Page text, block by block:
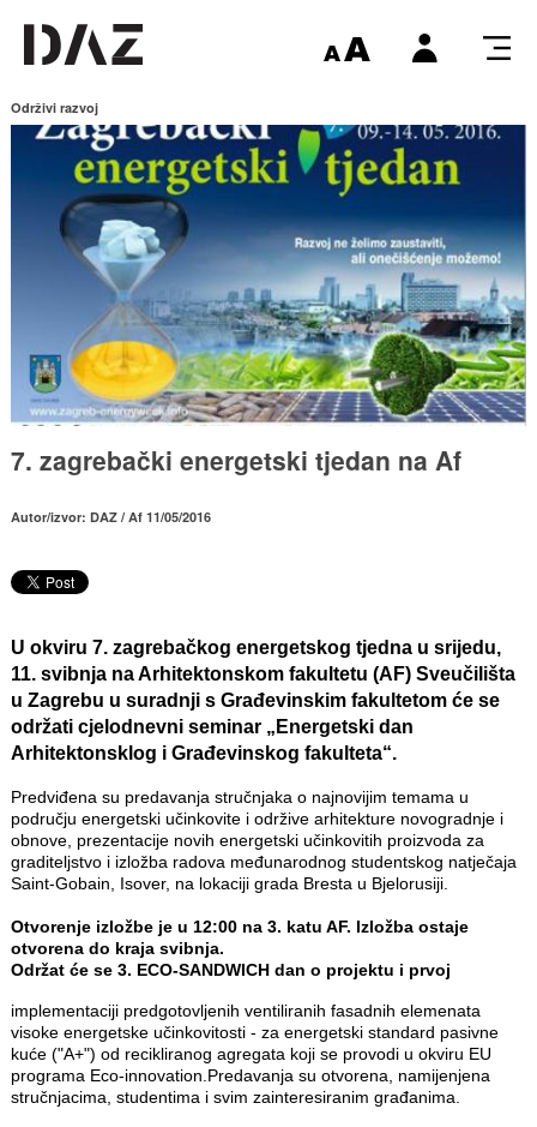
Održivi razvoj
7. zagrebački energetski tjedan na Af
Autor/izvor: DAZ / Af 11/05/2016
U okviru 7. zagrebačkog energetskog tjedna u srijedu,
11. svibnja na Arhitektonskom fakultetu (AF) Sveučilišta
u Zagrebu u suradnji s Građevinskim fakultetom će se
održati cjelodnevni seminar „Energetski dan
Arhitektonsklog i Građevinskog fakulteta“.
Predviđena su predavanja stručnjaka o najnovijim temama u
području energetski učinkovite i održive arhitekture novogradnje i
obnove, prezentacije novih energetski učinkovitih proizvoda za
graditeljstvo i izložba radova međunarodnog studentskog natječaja
Saint-Gobain, Isover, na lokaciji grada Bresta u Bjelorusiji.
Otvorenje izložbe je u 12:00 na 3. katu AF. Izložba ostaje
otvorena do kraja svibnja.
Održat će se 3. ECO-SANDWICH dan o projektu i prvoj
implementaciji predgotovljenih ventiliranih fasadnih elemenata
visoke energetske učinkovitosti - za energetski standard pasivne
kuće ("A+") od recikliranog agregata koji se provodi u okviru EU
programa Eco-innovation.Predavanja su otvorena, namijenjena
stručnjacima, studentima i svim zainteresiranim građanima.